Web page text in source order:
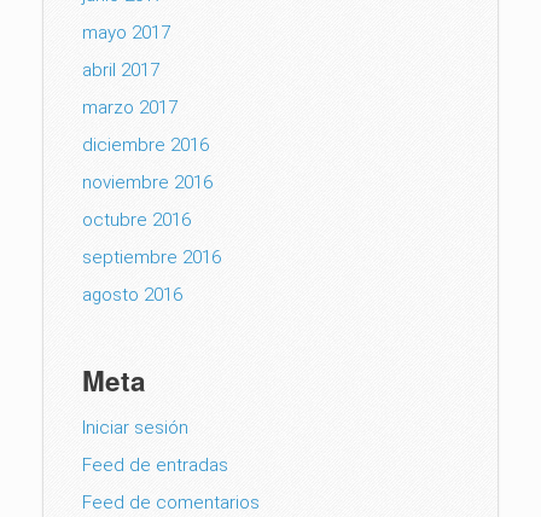
mayo 2017
abril 2017
marzo 2017
diciembre 2016
noviembre 2016
octubre 2016
septiembre 2016
agosto 2016
Meta
Iniciar sesión
Feed de entradas
Feed de comentarios